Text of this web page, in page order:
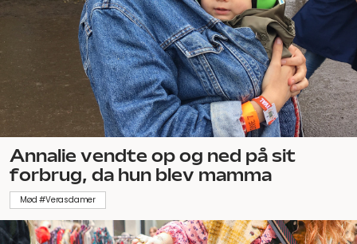
Annalie vendte op og ned på sit
forbrug, da hun blev mamma
Mød #Verasdamer